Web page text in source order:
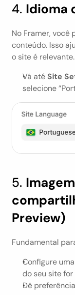
4. Idioma
No Framer, você
conteúdo. Isso
o site é relevante.
Vá até Site
selecione
5.
Preview)
Fundamental
Configure
do seu site
Dê